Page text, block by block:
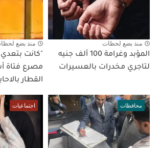
منذ بضع لحظات
المؤبد وغرامة 100 ألف جنيه
لتاجري مخدرات بالعسيرات
منذ بضع
"كانت بتعدي
مصرع فتاة
القطار
محافظات اجتماعيات